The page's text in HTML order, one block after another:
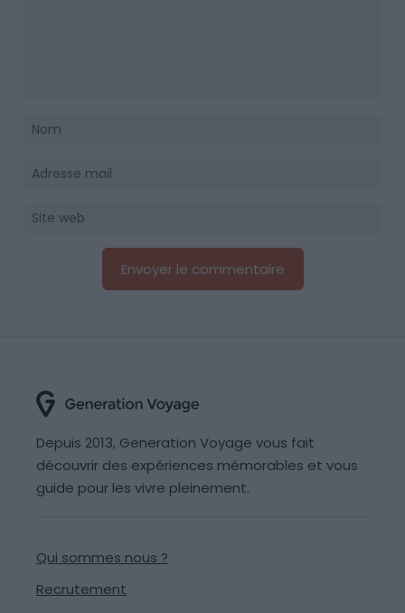
Depuis 2013, Generation Voyage vous fait
découvrir des expériences mémorables et vous
guide pour les vivre pleinement.
Qui sommes nous ?
Recrutement